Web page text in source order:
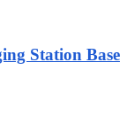
Station Base